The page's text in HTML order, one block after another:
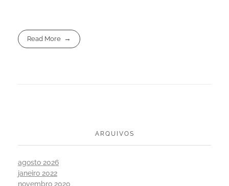
Read More
ARQUIVOS
agosto 2026
janeiro 2022
novembro 2020